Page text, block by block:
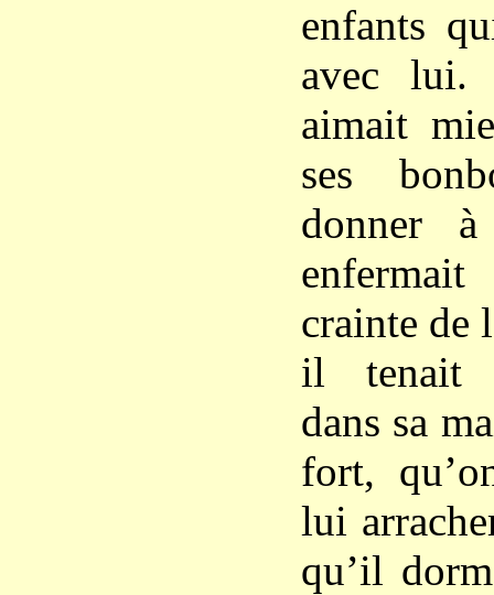
enfants
avec
aimait
ses
donner
crainte de
il tenait
dans sa
fort,
lui
qu’il